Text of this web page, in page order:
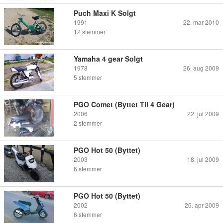
Puch Maxi K Solgt
1991
22. mar 2010
12 stemmer
Yamaha 4 gear Solgt
1978
26. aug 2009
5 stemmer
PGO Comet (Byttet Til 4 Gear)
2006
22. jul 2009
2 stemmer
PGO Hot 50 (Byttet)
2003
18. jul 2009
6 stemmer
PGO Hot 50 (Byttet)
2002
26. apr 2009
6 stemmer